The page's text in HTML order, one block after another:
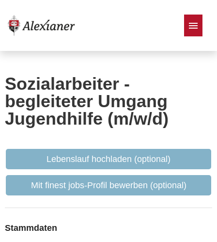
Sozialarbeiter -
begleiteter Umgang
Jugendhilfe (m/w/d)
Lebenslauf hochladen (optional)
Mit finest jobs-Profil bewerben (optional)
Stammdaten